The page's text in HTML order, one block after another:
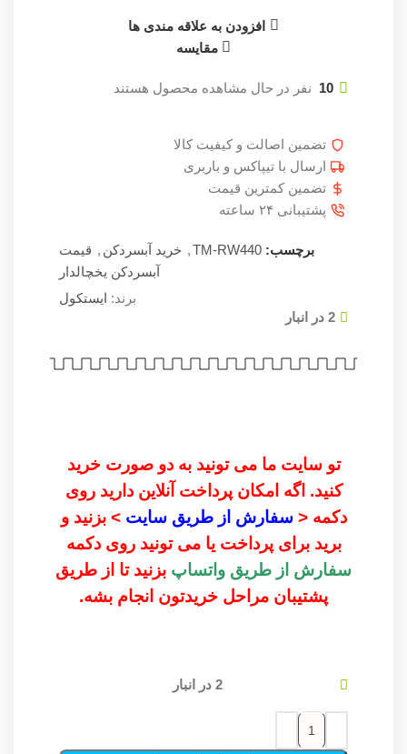
افزودن به علاقه مندی ها
مقایسه
10 نفر در حال مشاهده محصول هستند
تضمین اصالت و کیفیت کالا
ارسال با تیپاکس و باربری
تضمین کمترین قیمت
پشتیبانی ۲۴ ساعته
برچسب: TM-RW440
, خرید آبسردکن , قیمت
آبسردکن یخچالدار
برند: ایستکول
2 در انبار
تو سایت ما می تونید به دو صورت خرید
کنید. اگه امکان پرداخت آنلاین دارید روی
دکمه <سفارش از طریق سایت> بزنید و
برید برای پرداخت یا می تونید روی دکمه
سفارش از طریق واتساپ بزنید تا از طریق
پشتیبان مراحل خریدتون انجام بشه.
2 در انبار